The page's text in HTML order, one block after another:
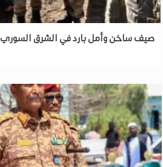
صيف ساخن وأمل بارد في الشرق السوري